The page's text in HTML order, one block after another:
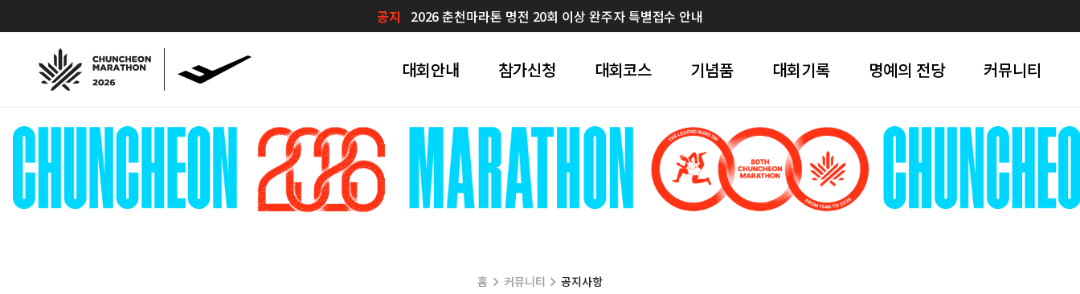
공지 2026 춘천마라톤 명전 20회 이상 완주자 특별접수 안내
대회안내 참가신청 대회코스 기념품 대회기록 명예의 전당 커뮤니티
홈 커뮤니티 공지사항